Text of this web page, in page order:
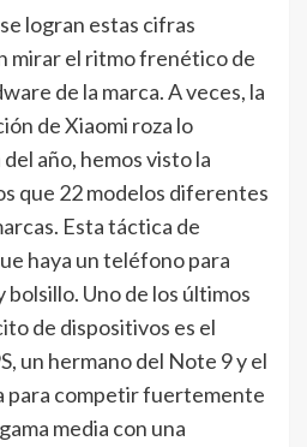
logran estas cifras
mirar el ritmo frenético de
de la marca. A veces, la
de Xiaomi roza lo
año, hemos visto la
que 22 modelos diferentes
Esta táctica de
haya un teléfono para
bolsillo. Uno de los últimos
de dispositivos es el
un hermano del Note 9 y el
para competir fuertemente
media con una